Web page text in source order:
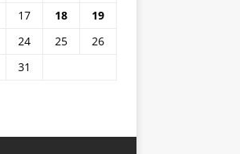
17 18
19
24 25
26
31